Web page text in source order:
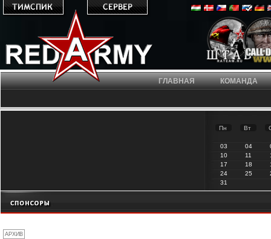
ГЛАВНАЯ КОМАНДА
Пн Вт
03 04
10
11
17
18
24
25
31